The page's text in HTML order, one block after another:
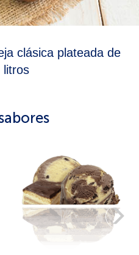
clásica plateada de
litros